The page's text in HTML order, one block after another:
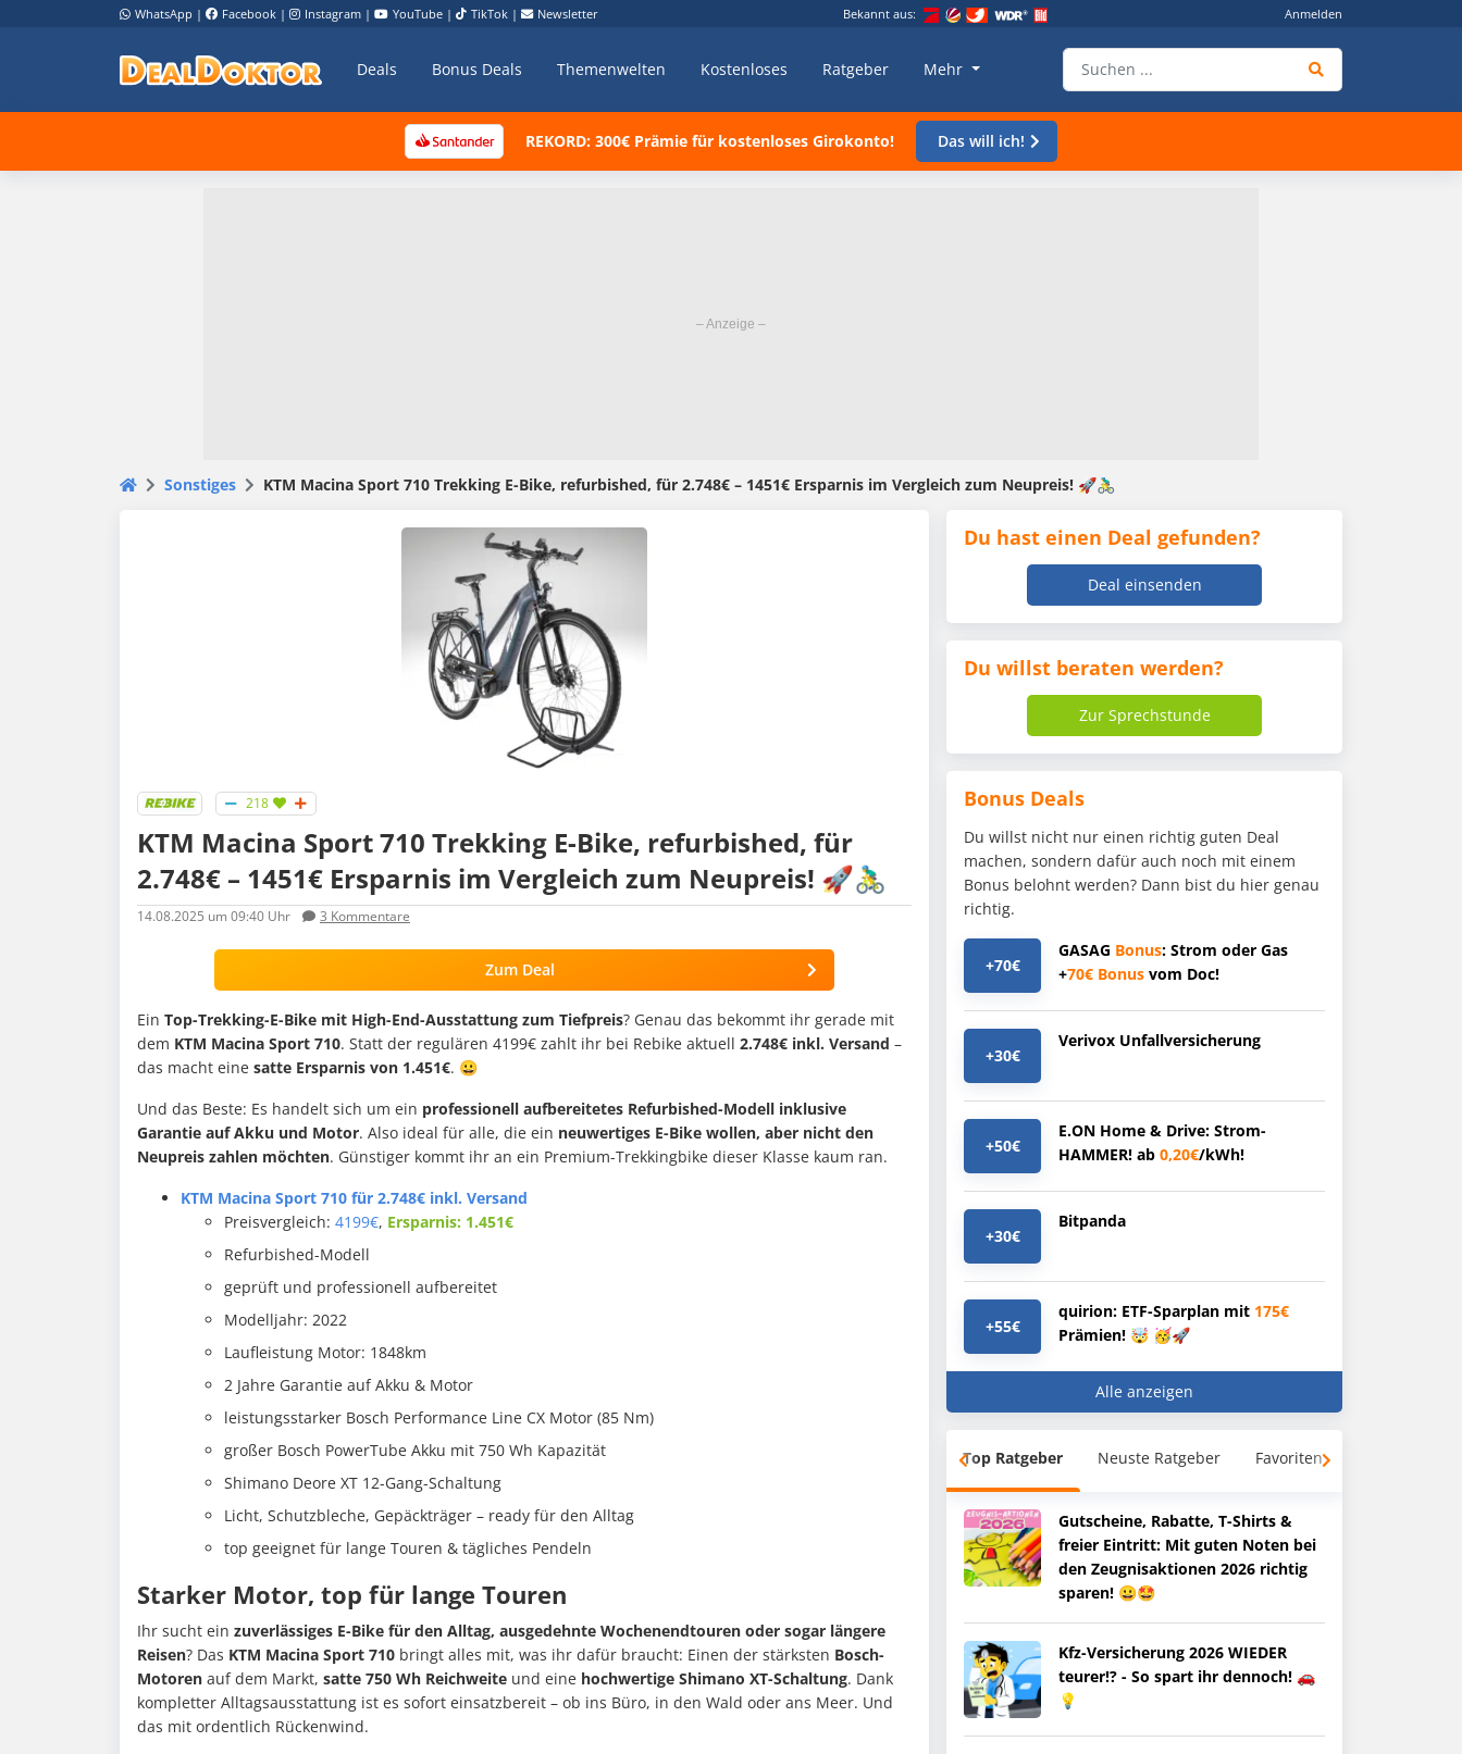
WhatsApp | Facebook | Instagram | YouTube | TikTok | Newsletter Bekannt aus: Anmelden
Deals Bonus Deals Themenwelten Kostenloses Ratgeber Mehr
REKORD: 300€ Prämie für kostenloses Girokonto! Das will ich!
Sonstiges KTM Macina Sport 710 Trekking E-Bike, refurbished, für 2.748€ – 1451€ Ersparnis im Vergleich zum Neupreis! 🚀🚴‍♂️
218
KTM Macina Sport 710 Trekking E-Bike, refurbished, für
2.748€ – 1451€ Ersparnis im Vergleich zum Neupreis! 🚀🚴‍♂️
14.08.2025 um 09:40 Uhr 3 Kommentare
Zum Deal
Ein Top-Trekking-E-Bike mit High-End-Ausstattung zum Tiefpreis? Genau das bekommt ihr gerade mit
dem KTM Macina Sport 710. Statt der regulären 4199€ zahlt ihr bei Rebike aktuell 2.748€ inkl. Versand –
das macht eine satte Ersparnis von 1.451€. 😀
Und das Beste: Es handelt sich um ein professionell aufbereitetes Refurbished-Modell inklusive
Garantie auf Akku und Motor. Also ideal für alle, die ein neuwertiges E-Bike wollen, aber nicht den
Neupreis zahlen möchten. Günstiger kommt ihr an ein Premium-Trekkingbike dieser Klasse kaum ran.
KTM Macina Sport 710 für 2.748€ inkl. Versand
Preisvergleich: 4199€, Ersparnis: 1.451€
Refurbished-Modell
geprüft und professionell aufbereitet
Modelljahr: 2022
Laufleistung Motor: 1848km
2 Jahre Garantie auf Akku & Motor
leistungsstarker Bosch Performance Line CX Motor (85 Nm)
großer Bosch PowerTube Akku mit 750 Wh Kapazität
Shimano Deore XT 12-Gang-Schaltung
Licht, Schutzbleche, Gepäckträger – ready für den Alltag
top geeignet für lange Touren & tägliches Pendeln
Starker Motor, top für lange Touren
Ihr sucht ein zuverlässiges E-Bike für den Alltag, ausgedehnte Wochenendtouren oder sogar längere
Reisen? Das KTM Macina Sport 710 bringt alles mit, was ihr dafür braucht: Einen der stärksten Bosch-
Motoren auf dem Markt, satte 750 Wh Reichweite und eine hochwertige Shimano XT-Schaltung. Dank
kompletter Alltagsausstattung ist es sofort einsatzbereit – ob ins Büro, in den Wald oder ans Meer. Und
das mit ordentlich Rückenwind.
Du hast einen Deal gefunden?
Deal einsenden
Du willst beraten werden?
Zur Sprechstunde
Bonus Deals
Du willst nicht nur einen richtig guten Deal
machen, sondern dafür auch noch mit einem
Bonus belohnt werden? Dann bist du hier genau
richtig.
+70€
GASAG Bonus: Strom oder Gas
+70€ Bonus vom Doc!
+30€
Verivox Unfallversicherung
+50€
E.ON Home & Drive: Strom-
HAMMER! ab 0,20€/kWh!
+30€
Bitpanda
+55€
quirion: ETF-Sparplan mit 175€
Prämien! 🤯 🥳🚀
Alle anzeigen
Top Ratgeber Neuste Ratgeber Favoriten
Gutscheine, Rabatte, T-Shirts &
freier Eintritt: Mit guten Noten bei
den Zeugnisaktionen 2026 richtig
sparen! 😀🤩
Kfz-Versicherung 2026 WIEDER
teurer!? - So spart ihr dennoch! 🚗
💡